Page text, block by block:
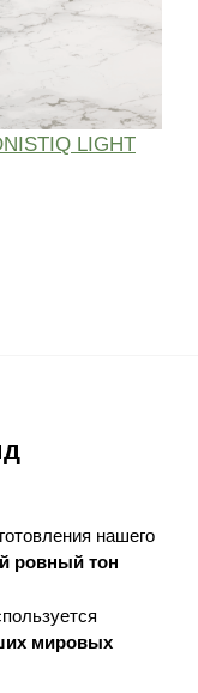
LIGHT
нашего
ровный тон
мировых